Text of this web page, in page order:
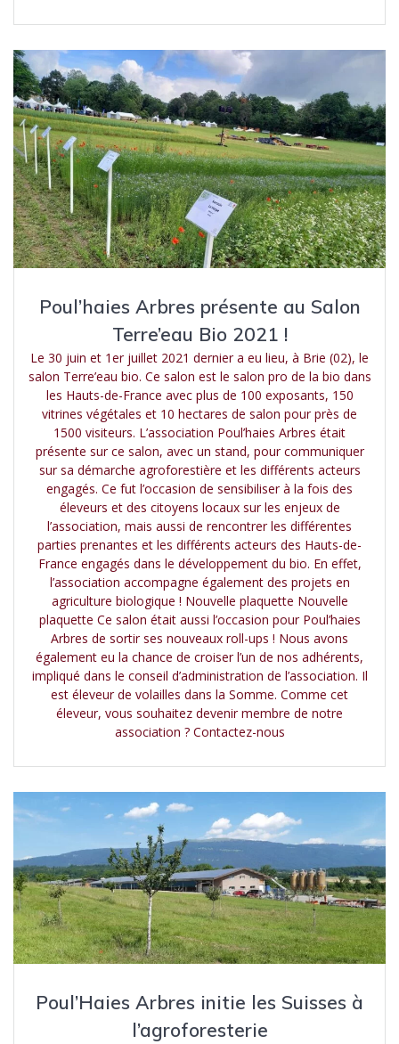
Poul’haies Arbres présente au Salon
Terre’eau Bio 2021 !
Le 30 juin et 1er juillet 2021 dernier a eu lieu, à Brie (02), le
salon Terre’eau bio. Ce salon est le salon pro de la bio dans
les Hauts-de-France avec plus de 100 exposants, 150
vitrines végétales et 10 hectares de salon pour près de
1500 visiteurs. L’association Poul’haies Arbres était
présente sur ce salon, avec un stand, pour communiquer
sur sa démarche agroforestière et les différents acteurs
engagés. Ce fut l’occasion de sensibiliser à la fois des
éleveurs et des citoyens locaux sur les enjeux de
l’association, mais aussi de rencontrer les différentes
parties prenantes et les différents acteurs des Hauts-de-
France engagés dans le développement du bio. En effet,
l’association accompagne également des projets en
agriculture biologique ! Nouvelle plaquette Nouvelle
plaquette Ce salon était aussi l’occasion pour Poul’haies
Arbres de sortir ses nouveaux roll-ups ! Nous avons
également eu la chance de croiser l’un de nos adhérents,
impliqué dans le conseil d’administration de l’association. Il
est éleveur de volailles dans la Somme. Comme cet
éleveur, vous souhaitez devenir membre de notre
association ? Contactez-nous
Poul’Haies Arbres initie les Suisses à
l’agroforesterie